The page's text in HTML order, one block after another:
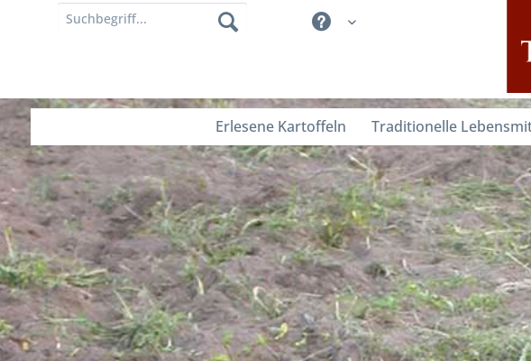
Erlesene Kartoffeln Traditionelle